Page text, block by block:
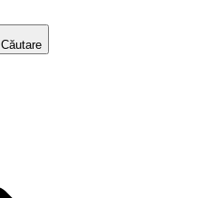
Căutare